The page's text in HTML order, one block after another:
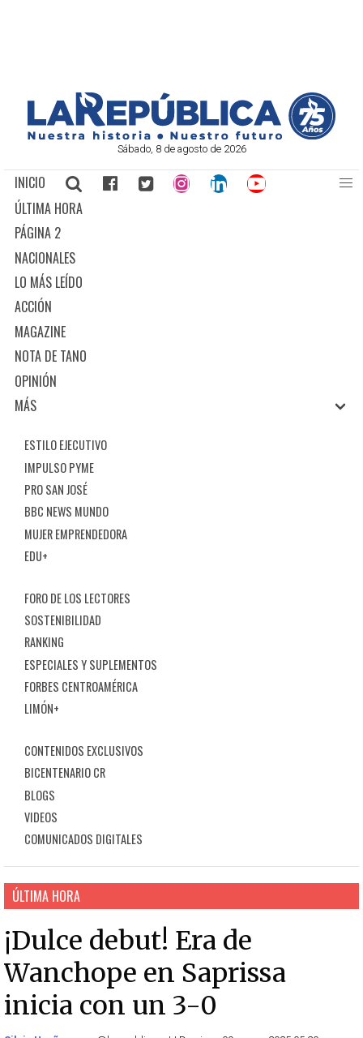
Sábado, 8 de agosto de 2026
INICIO
ÚLTIMA HORA
PÁGINA 2
NACIONALES
LO MÁS LEÍDO
ACCIÓN
MAGAZINE
NOTA DE TANO
OPINIÓN
MÁS
ESTILO EJECUTIVO
IMPULSO PYME
PRO SAN JOSÉ
BBC NEWS MUNDO
MUJER EMPRENDEDORA
EDU+
FORO DE LOS LECTORES
SOSTENIBILIDAD
RANKING
ESPECIALES Y SUPLEMENTOS
FORBES CENTROAMÉRICA
LIMÓN+
CONTENIDOS EXCLUSIVOS
BICENTENARIO CR
BLOGS
VIDEOS
COMUNICADOS DIGITALES
ÚLTIMA HORA
¡Dulce debut! Era de
Wanchope en Saprissa
inicia con un 3-0